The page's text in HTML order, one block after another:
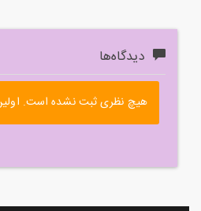
دیدگاه‌ها
هیچ نظری ثبت نشده است. اولین